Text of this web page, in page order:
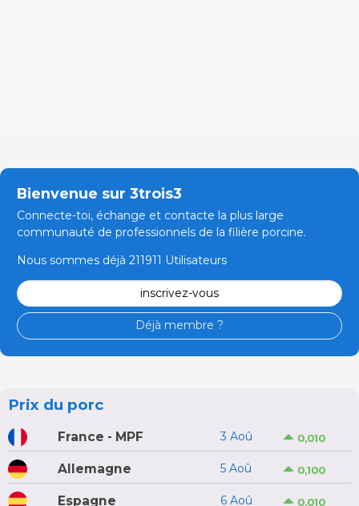
Bienvenue sur 3trois3
Connecte-toi, échange et contacte la plus large
communauté de professionnels de la filière porcine.
Nous sommes déjà 211911 Utilisateurs
inscrivez-vous
Déjà membre ?
Prix du porc
France - MPF 3 Aoû 0,010
Allemagne 5 Aoû 0,100
Espagne 6 Aoû 0,010